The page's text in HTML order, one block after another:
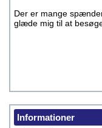
Der er mange
glæde mig til at
Informationer